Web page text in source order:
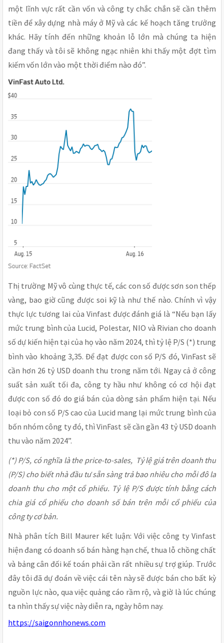
một lĩnh vực rất cần vốn và công ty chắc chắn sẽ cần thêm
tiền để xây dựng nhà máy ở Mỹ và các kế hoạch tăng trưởng
khác. Hãy tính đến những khoản lỗ lớn mà chúng ta hiện
đang thấy và tôi sẽ không ngạc nhiên khi thấy một đợt tìm
kiếm vốn lớn vào một thời điểm nào đó”.
Thị trường Mỹ vô cùng thực tế, các con số được sơn son thếp
vàng, bao giờ cũng được soi kỹ là như thế nào. Chính vì vậy
thực lực tương lai của Vinfast được đánh giá là “Nếu bạn lấy
mức trung bình của Lucid, Polestar, NIO và Rivian cho doanh
số dự kiến hiện tại của họ vào năm 2024, thì tỷ lệ P/S (*) trung
bình vào khoảng 3,35. Để đạt được con số P/S đó, VinFast sẽ
cần hơn 26 tỷ USD doanh thu trong năm tới. Ngay cả ở công
suất sản xuất tối đa, công ty hầu như không có cơ hội đạt
được con số đó do giá bán của dòng sản phẩm hiện tại. Nếu
loại bỏ con số P/S cao của Lucid mang lại mức trung bình của
bốn nhóm công ty đó, thì VinFast sẽ cần gần 43 tỷ USD doanh
thu vào năm 2024”.
(*) P/S, có nghĩa là the price-to-sales, Tỷ lệ giá trên doanh thu
(P/S) cho biết nhà đầu tư sẵn sàng trả bao nhiêu cho mỗi đô la
doanh thu cho một cổ phiếu. Tỷ lệ P/S được tính bằng cách
chia giá cổ phiếu cho doanh số bán trên mỗi cổ phiếu của
công ty cơ bản.
Nhà phân tích Bill Maurer kết luận: Với việc công ty Vinfast
hiện đang có doanh số bán hàng hạn chế, thua lỗ chồng chất
và bảng cân đối kế toán phải cần rất nhiều sự trợ giúp. Trước
đây tôi đã dự đoán về việc cái tên này sẽ được bán cho bất kỳ
nguồn lực nào, qua việc quảng cáo rầm rộ, và giờ là lúc chúng
ta nhìn thấy sự việc này diễn ra, ngày hôm nay.
https://saigonnhonews.com